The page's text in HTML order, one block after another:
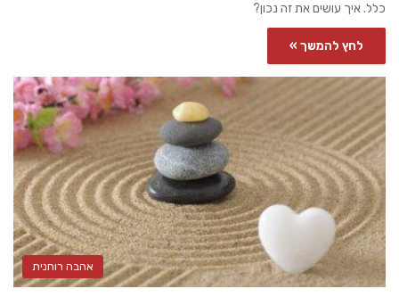
כלל. איך עושים את זה נכון?
לחץ להמשך »
אהבה רוחנית